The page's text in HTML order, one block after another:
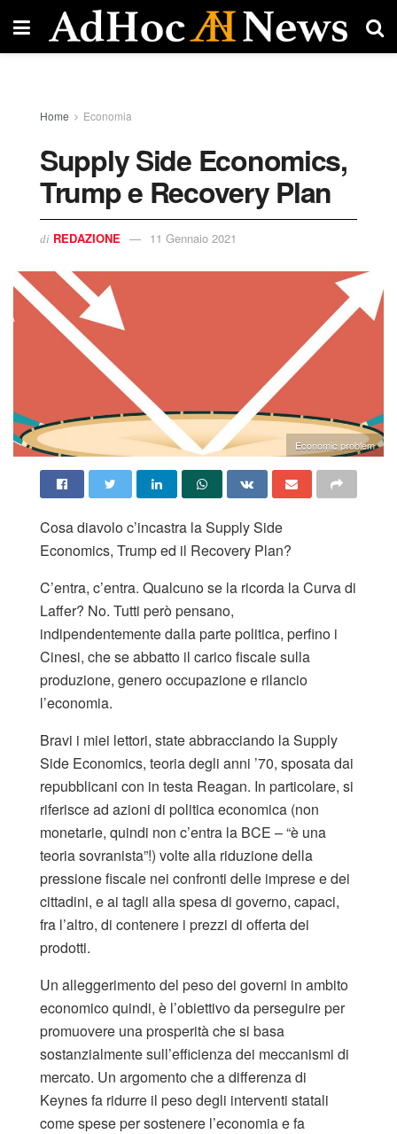
Home Economia
Supply Side Economics,
Trump e Recovery Plan
di REDAZIONE 11 Gennaio 2021
Economic problem
Cosa diavolo c’incastra la Supply Side
Economics, Trump ed il Recovery Plan?
C’entra, c’entra. Qualcuno se la ricorda la Curva di
Laffer? No. Tutti però pensano,
indipendentemente dalla parte politica, perfino i
Cinesi, che se abbatto il carico fiscale sulla
produzione, genero occupazione e rilancio
l’economia.
Bravi i miei lettori, state abbracciando la Supply
Side Economics, teoria degli anni ’70, sposata dai
repubblicani con in testa Reagan. In particolare, si
riferisce ad azioni di politica economica (non
monetarie, quindi non c’entra la BCE – “è una
teoria sovranista”!) volte alla riduzione della
pressione fiscale nei confronti delle imprese e dei
cittadini, e ai tagli alla spesa di governo, capaci,
fra l’altro, di contenere i prezzi di offerta dei
prodotti.
Un alleggerimento del peso dei governi in ambito
economico quindi, è l’obiettivo da perseguire per
promuovere una prosperità che si basa
sostanzialmente sull’efficienza dei meccanismi di
mercato. Un argomento che a differenza di
Keynes fa ridurre il peso degli interventi statali
come spese per sostenere l’economia e fa